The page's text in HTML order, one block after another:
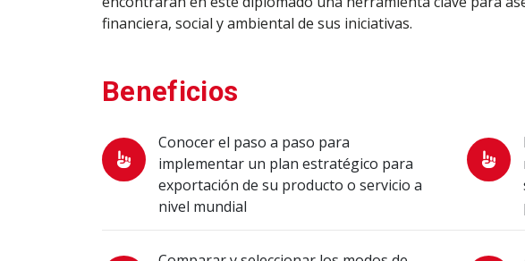
financiera, social y ambiental de sus iniciativas.
Beneficios
Conocer el paso a paso para
implementar un plan estratégico para
exportación de su producto o servicio a
nivel mundial